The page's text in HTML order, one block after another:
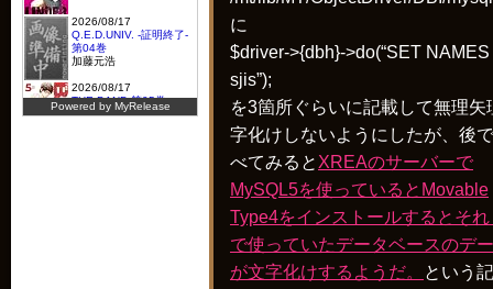
に
$driver->{dbh}->do(“SET NAMES
sjis”);
を3箇所ぐらいに記載して無理矢
字化けしないようにしたが、後
べてみると XREAのサーバーで
MySQL5を使っているとMovable
Type4をインストールするとそれ
で使っていたデータベースのデ
が文字化けするようだ。
という